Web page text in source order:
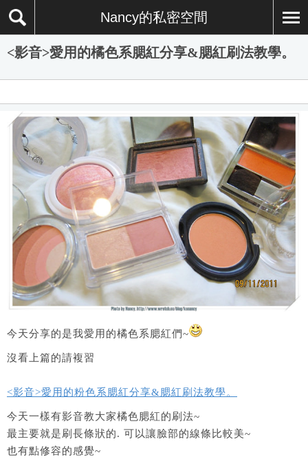
Nancy的私密空間
<影音>愛用的橘色系腮紅分享&腮紅刷法教學。
今天分享的是我愛用的橘色系腮紅們~
沒看上篇的請複習
<影音>愛用的粉色系腮紅分享&腮紅刷法教學。
今天一樣有影音教大家橘色腮紅的刷法~
最主要就是刷長條狀的. 可以讓臉部的線條比較美~
也有點修容的感覺~